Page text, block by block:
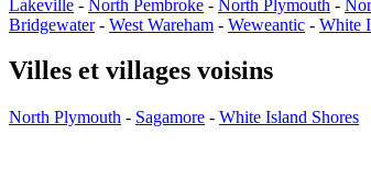
Lakeville - North Pembroke - North Plymouth -
Bridgewater- West Wareham - Weweantic - White
Villes et villages voisins
North Plymouth - Sagamore - White Island Shores